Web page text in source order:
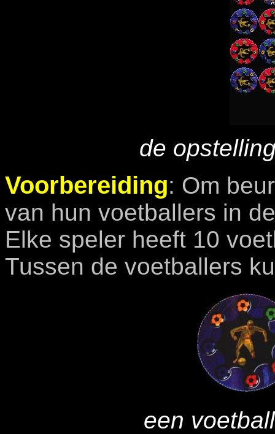
de
Voorbereiding: Om
van hun voetballers in
Elke speler heeft 10
Tussen de voetballers
een